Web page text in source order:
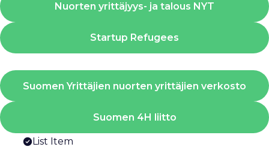
Nuorten yrittäjyys- ja talous NYT
Startup Refugees
Suomen Yrittäjien nuorten yrittäjien verkosto
Suomen 4H liitto
List Item